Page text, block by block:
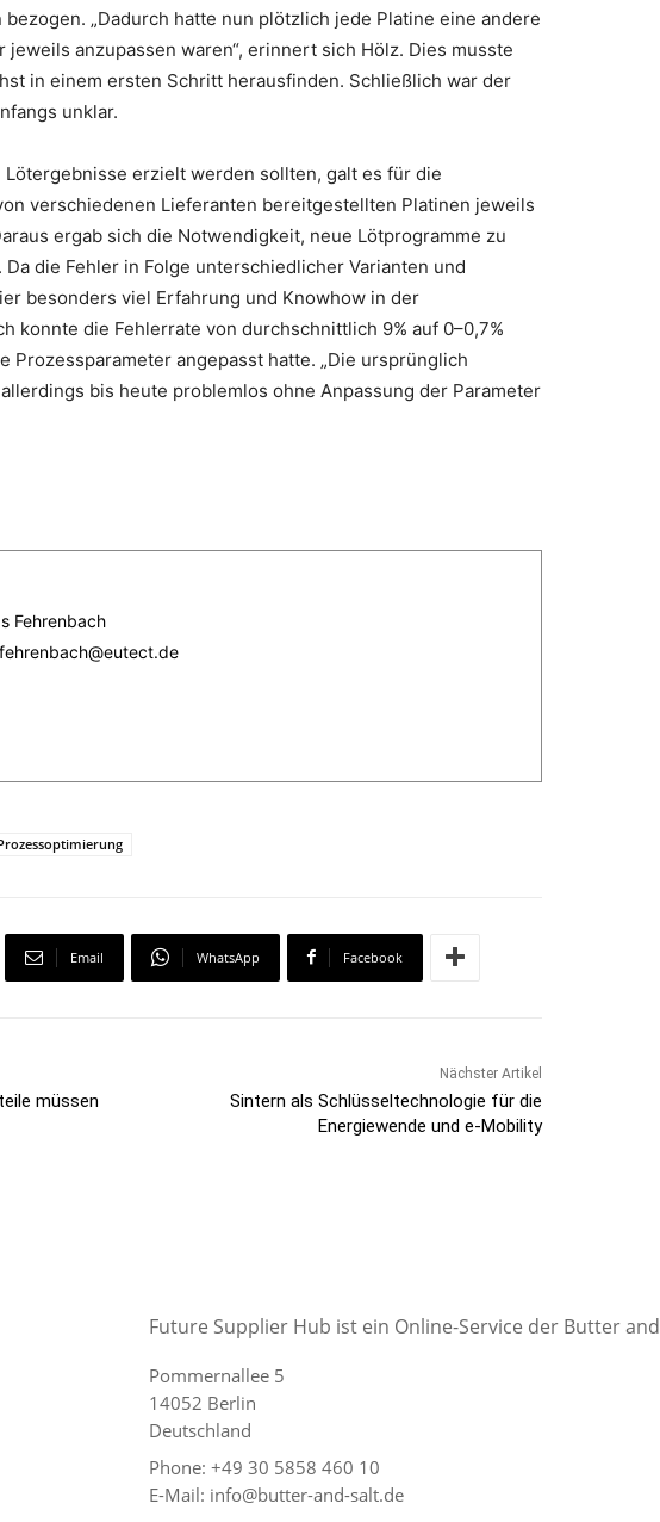
„Dadurch hatte nun plötzlich jede Platine eine andere
jeweils anzupassen waren“, erinnert sich Hölz. Dies musste
in einem ersten Schritt herausfinden. Schließlich war der
unklar.
erzielt werden sollten, galt es für die
verschiedenen Lieferanten bereitgestellten Platinen jeweils
ergab sich die Notwendigkeit, neue Lötprogramme zu
die Fehler in Folge unterschiedlicher Varianten und
besonders viel Erfahrung und Knowhow in der
konnte die Fehlerrate von durchschnittlich 9% auf 0–0,7%
Prozessparameter angepasst hatte. „Die ursprünglich
bis heute problemlos ohne Anpassung der Parameter
Fehrenbach
Email WhatsApp Facebook
müssen
Nächster Artikel
Sintern als Schlüsseltechnologie für die
Energiewende und e-Mobility
Future Supplier Hub ist ein Online-Service der Butter
Pommernallee 5
14052 Berlin
Deutschland
Phone: +49 30 5858 460 10
E-Mail: info@butter-and-salt.de